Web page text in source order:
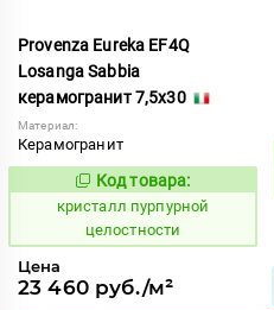
Provenza Eureka EF4Q
Losanga Sabbia
керамогранит 7,5x30
Материал:
Керамогранит
821993
Код товара:
кристалл пурпурной
целостности
Цена
23 460 руб./м²